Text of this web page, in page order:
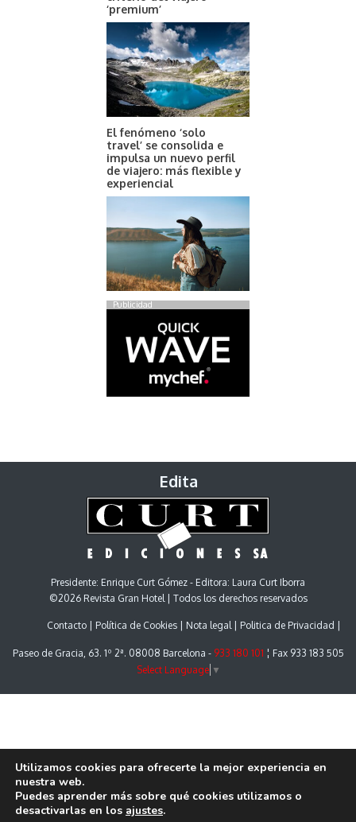
‘premium’
El fenómeno ‘solo
travel’ se consolida e
impulsa un nuevo perfil
de viajero: más flexible y
experiencial
Publicidad
Edita
Presidente: Enrique Curt Gómez - Editora: Laura Curt Iborra
©2026 Revista Gran Hotel | Todos los derechos reservados
Contacto Política de Cookies Nota legal Politica de Privacidad
Paseo de Gracia, 63. 1º 2ª. 08008 Barcelona - 933 180 101 ¦ Fax 933 183 505
Select Language ▼
Utilizamos cookies para ofrecerte la mejor experiencia en
nuestra web.
Puedes aprender más sobre qué cookies utilizamos o
desactivarlas en los ajustes.